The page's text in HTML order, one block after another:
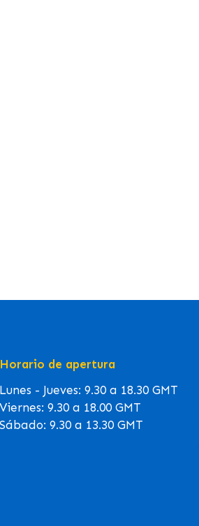
Horario de apertura
Lunes - Jueves: 9.30 a 18.30 GMT
Viernes: 9.30 a 18.00 GMT
Sábado: 9.30 a 13.30 GMT